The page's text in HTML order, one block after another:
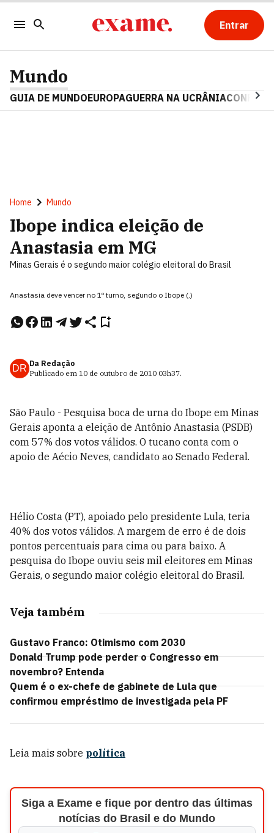
Entrar
Mundo
GUIA DE MUNDOEUROPAGUERRA NA UCRÂNIA
Home Mundo
Ibope indica eleição de
Anastasia em MG
Minas Gerais é o segundo maior colégio eleitoral do Brasil
Anastasia deve vencer no 1º turno, segundo o Ibope (.)
DR Da Redação
Publicado em 10 de outubro de 2010 03h37.
São Paulo - Pesquisa boca de urna do Ibope em Minas
Gerais aponta a eleição de Antônio Anastasia (PSDB)
com 57% dos votos válidos. O tucano conta com o
apoio de Aécio Neves, candidato ao Senado Federal.
Hélio Costa (PT), apoiado pelo presidente Lula, teria
40% dos votos válidos. A margem de erro é de dois
pontos percentuais para cima ou para baixo. A
pesquisa do Ibope ouviu seis mil eleitores em Minas
Gerais, o segundo maior colégio eleitoral do Brasil.
Veja também
Gustavo Franco: Otimismo com 2030
Donald Trump pode perder o Congresso em
novembro? Entenda
Quem é o ex-chefe de gabinete de Lula que
confirmou empréstimo de investigada pela PF
Leia mais sobre política
Siga a Exame e fique por dentro das últimas
notícias do Brasil e do Mundo